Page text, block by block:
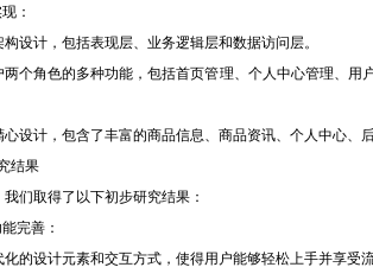
：
设计，包括表现层、业务逻辑层和数据访问层。
个角色的多种功能，包括首页管理、个人中心管理、
设计，包含了丰富的商品信息、商品资讯、个人中心、
结果
们取得了以下初步研究结果：
完善：
的设计元素和交互方式，使得用户能够轻松上手并享受